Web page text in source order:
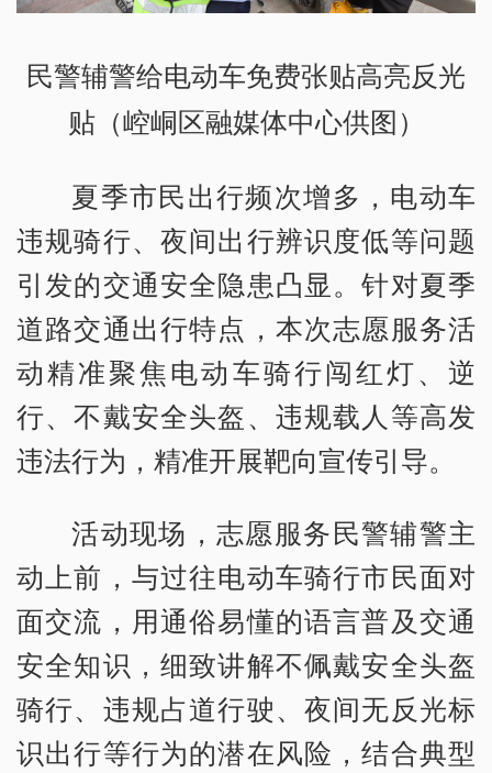
民警辅警给电动车免费张贴高亮反光
贴（崆峒区融媒体中心供图）
夏季市民出行频次增多，电动车
违规骑行、夜间出行辨识度低等问题
引发的交通安全隐患凸显。针对夏季
道路交通出行特点，本次志愿服务活
动精准聚焦电动车骑行闯红灯、逆
行、不戴安全头盔、违规载人等高发
违法行为，精准开展靶向宣传引导。
活动现场，志愿服务民警辅警主
动上前，与过往电动车骑行市民面对
面交流，用通俗易懂的语言普及交通
安全知识，细致讲解不佩戴安全头盔
骑行、违规占道行驶、夜间无反光标
识出行等行为的潜在风险，结合典型